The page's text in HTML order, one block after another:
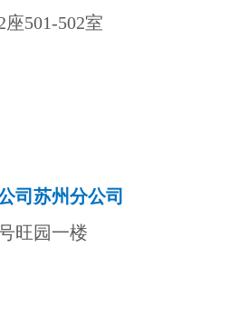
501-502室
司苏州分公司
旺园一楼